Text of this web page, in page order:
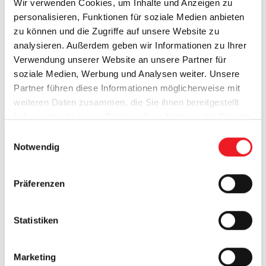
Wir verwenden Cookies, um Inhalte und Anzeigen zu
personalisieren, Funktionen für soziale Medien anbieten
zu können und die Zugriffe auf unsere Website zu
analysieren. Außerdem geben wir Informationen zu Ihrer
Verwendung unserer Website an unsere Partner für
soziale Medien, Werbung und Analysen weiter. Unsere
Partner führen diese Informationen möglicherweise mit
weiteren Daten zusammen, die Sie ihnen bereitgestellt
Notwendig
Präferenzen
Statistiken
Marketing
FürRollläden und Fenster-Markisenwird das
SecuKit per dezentem Gurt in sekundenschnelle
nach oben gezogen und der Rettungsweg ist
freigelegt.
Sie sind auf der Suche nach einer optimalen
Lösung im Notfall? Kommen Sie gerne auf uns zu,
um die Sicherheit Ihres Gebäudes zu verbessern.